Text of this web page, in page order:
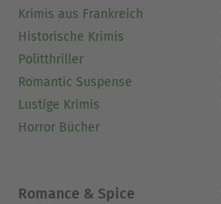
Krimis aus Frankreich
Historische Krimis
Politthriller
Romantic Suspense
Lustige Krimis
Horror Bücher
Romance & Spice